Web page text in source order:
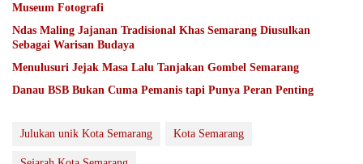
Museum Fotografi
Ndas Maling Jajanan Tradisional Khas Semarang Diusulkan
Sebagai Warisan Budaya
Menulusuri Jejak Masa Lalu Tanjakan Gombel Semarang
Danau BSB Bukan Cuma Pemanis tapi Punya Peran Penting
Julukan unik Kota Semarang Kota Semarang